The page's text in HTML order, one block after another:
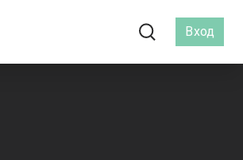
Вход